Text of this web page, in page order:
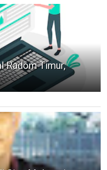
Radom Timur,